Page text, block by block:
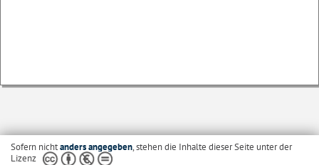
Sofern nichtanders angegeben, stehen die Inhalte dieser Seite unter der
Lizenz